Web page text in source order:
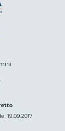
19.09.2017